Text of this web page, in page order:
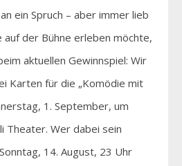
ein Spruch – aber immer lieb
auf der Bühne erleben möchte,
aktuellen Gewinnspiel: Wir
Karten für die „Komödie mit
1. September, um
Theater. Wer dabei sein
14. August, 23 Uhr